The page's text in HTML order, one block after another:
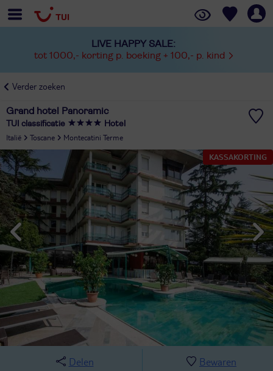
LIVE HAPPY SALE:
tot 1000,- korting p. boeking + 100,- p. kind
Verder zoeken
Grand hotel Panoramic
TUI classificatie Hotel
Italië Toscane
Montecatini Terme
KASSAKORTING
Delen Bewaren